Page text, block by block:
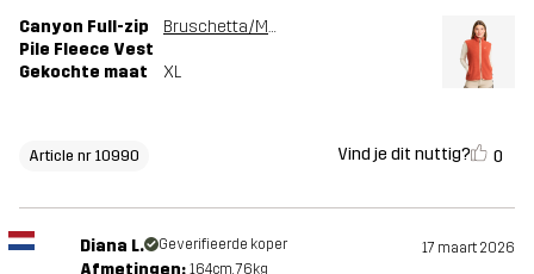
Canyon Full-zip
Pile Fleece Vest
Bruschetta/Maple Sugar
Gekochte maat XL
Article nr 10990 Vind je dit nuttig? 0
Diana L. Geverifieerde koper 17 maart 2026
Afmetingen: 164cm, 76kg